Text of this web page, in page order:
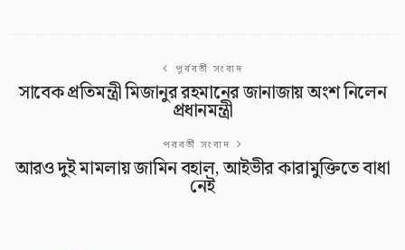
পূর্ববর্তী সংবাদ
সাবেক প্রতিমন্ত্রী মিজানুর রহমানের জানাজায় অংশ নিলেন
প্রধানমন্ত্রী
পরবর্তী সংবাদ
আরও দুই মামলায় জামিন বহাল, আইভীর কারামুক্তিতে বাধা
নেই